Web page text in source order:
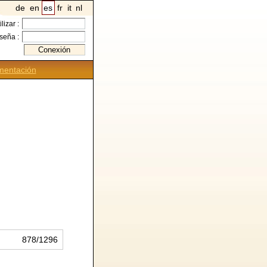
de en es fr it nl
:
:
878/1296